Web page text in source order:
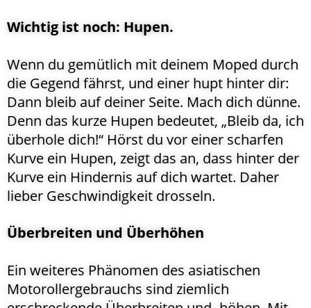
Wichtig ist noch: Hupen.
Wenn du gemütlich mit deinem Moped durch
die Gegend fährst, und einer hupt hinter dir:
Dann bleib auf deiner Seite. Mach dich dünne.
Denn das kurze Hupen bedeutet, „Bleib da, ich
überhole dich!“ Hörst du vor einer scharfen
Kurve ein Hupen, zeigt das an, dass hinter der
Kurve ein Hindernis auf dich wartet. Daher
lieber Geschwindigkeit drosseln.
Überbreiten und Überhöhen
Ein weiteres Phänomen des asiatischen
Motorollergebrauchs sind ziemlich